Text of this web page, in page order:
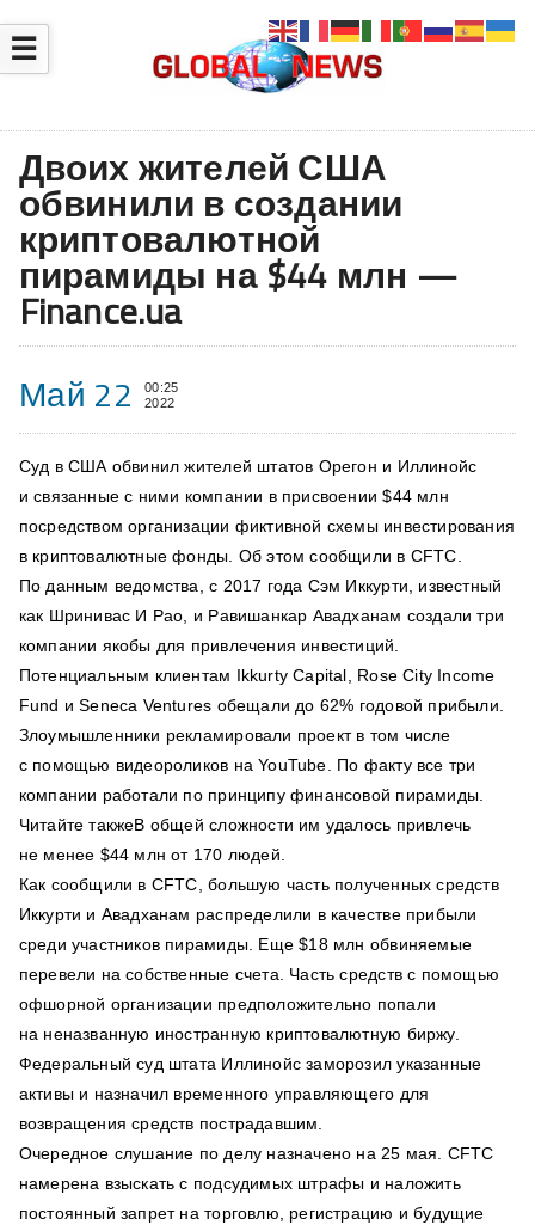
☰
Двоих жителей США
обвинили в создании
криптовалютной
пирамиды на $44 млн —
Finance.ua
Май 22
00:25
2022
Суд в США обвинил жителей штатов Орегон и Иллинойс
и связанные с ними компании в присвоении $44 млн
посредством организации фиктивной схемы инвестирования
в криптовалютные фонды. Об этом сообщили в CFTC.
По данным ведомства, с 2017 года Сэм Иккурти, известный
как Шринивас И Рао, и Равишанкар Авадханам создали три
компании якобы для привлечения инвестиций.
Потенциальным клиентам Ikkurty Capital, Rose City Income
Fund и Seneca Ventures обещали до 62% годовой прибыли.
Злоумышленники рекламировали проект в том числе
с помощью видеороликов на YouTube. По факту все три
компании работали по принципу финансовой пирамиды.
Читайте такжеВ общей сложности им удалось привлечь
не менее $44 млн от 170 людей.
Как сообщили в CFTC, большую часть полученных средств
Иккурти и Авадханам распределили в качестве прибыли
среди участников пирамиды. Еще $18 млн обвиняемые
перевели на собственные счета. Часть средств с помощью
офшорной организации предположительно попали
на неназванную иностранную криптовалютную биржу.
Федеральный суд штата Иллинойс заморозил указанные
активы и назначил временного управляющего для
возвращения средств пострадавшим.
Очередное слушание по делу назначено на 25 мая. CFTC
намерена взыскать с подсудимых штрафы и наложить
постоянный запрет на торговлю, регистрацию и будущие